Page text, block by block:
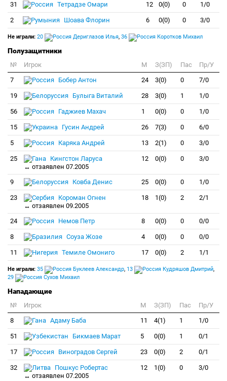
31 Тетрадзе Омари 12 0(0) 0 1/0
2 Шоава Флорин 6 0(0) 0 3/0
Не играли: 20 Дериглазов Илья, 36 Коротков Михаил
Полузащитники
№ Игрок M З(ЗП) Пас
Пр/У
7
Бобер Антон 24 3(0) 0 7/0
19 Булыга Виталий 28 3(0) 1 1/0
56 Гаджиев Махач 1 0(0) 0 1/0
15 Гусин Андрей 26 7(3) 0 6/0
5 Каряка Андрей 13 2(1) 0 3/0
25
Кингстон Ларуса
↔ отзаявлен 07.2005
12 0(0) 0 3/0
9 Ковба Денис 25 0(0) 0 1/0
23
Короман Огнен
↔ отзаявлен 09.2005
18 1(0) 2 2/1
24 Немов Петр 8 0(0) 0 0/0
8 Соуза Жозе 4 0(0) 0 0/0
11 Темиле Омониго 17 0(0) 2 1/1
Не играли: 35 Буклеев Александр, 13 Кудряшов Дмитрий,
29
Сухов Михаил
Нападающие
№ Игрок M З(ЗП) Пас
Пр/У
8
Адаму Баба 11 4(1) 1 1/0
51 Бикмаев Марат 5 0(0) 1 0/1
17 Виноградов Сергей 23 0(0) 2 0/1
32
Пошкус Робертас
↔ отзаявлен 07.2005
12 1(0) 0 3/0